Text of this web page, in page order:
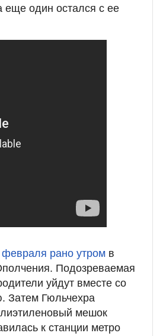
еще один остался с ее
рано утром в
Подозреваемая
уйдут вместе со
Затем Гюльчехра
мешок
к станции метро